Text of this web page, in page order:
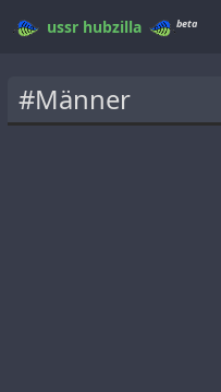
ussr hubzilla beta
#Männer